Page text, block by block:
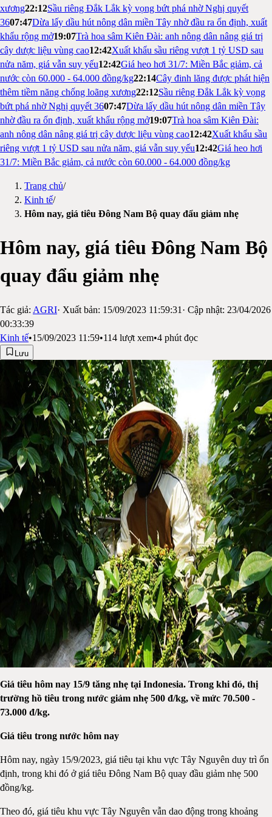
xương22:12Sầu riêng Đắk Lắk kỳ vọng bứt phá nhờ Nghị quyết
3607:47Dừa lấy dầu hút nông dân miền Tây nhờ đầu ra ổn định, xuất
khẩu rộng mở19:07Trà hoa sâm Kiên Đài: anh nông dân nâng giá trị
cây dược liệu vùng cao12:42Xuất khẩu sầu riêng vượt 1 tỷ USD sau
nửa năm, giá vẫn suy yếu12:42Giá heo hơi 31/7: Miền Bắc giảm, cả
nước còn 60.000 - 64.000 đồng/kg22:14Cây đinh lăng được phát hiện
thêm tiềm năng chống loãng xương22:12Sầu riêng Đắk Lắk kỳ vọng
bứt phá nhờ Nghị quyết 3607:47Dừa lấy dầu hút nông dân miền Tây
nhờ đầu ra ổn định, xuất khẩu rộng mở19:07Trà hoa sâm Kiên Đài:
anh nông dân nâng giá trị cây dược liệu vùng cao12:42Xuất khẩu sầu
riêng vượt 1 tỷ USD sau nửa năm, giá vẫn suy yếu12:42Giá heo hơi
31/7: Miền Bắc giảm, cả nước còn 60.000 - 64.000 đồng/kg
Trang chủ/
Kinh tế/
Hôm nay, giá tiêu Đông Nam Bộ quay đẩu giảm nhẹ
Hôm nay, giá tiêu Đông Nam Bộ
quay đẩu giảm nhẹ
Tác giả: AGRI· Xuất bản: 15/09/2023 11:59:31 · Cập nhật: 23/04/2026
00:33:39
Kinh tế•15/09/2023 11:59•114 lượt xem•4 phút đọc
Lưu
Giá tiêu hôm nay 15/9 tăng nhẹ tại Indonesia. Trong khi đó, thị
trường hồ tiêu trong nước giảm nhẹ 500 đ/kg, về mức 70.500 -
73.000 đ/kg.
Giá tiêu trong nước hôm nay
Hôm nay, ngày 15/9/2023, giá tiêu tại khu vực Tây Nguyên duy trì ổn
định, trong khi đó ở giá tiêu Đông Nam Bộ quay đầu giảm nhẹ 500
đồng/kg.
Theo đó, giá tiêu khu vực Tây Nguyên vẫn dao động trong khoảng